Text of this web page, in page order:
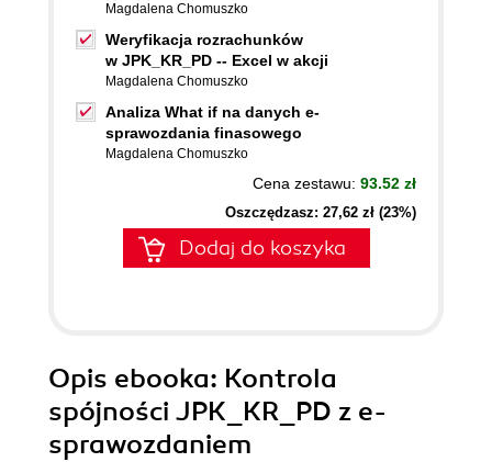
Magdalena Chomuszko
Weryfikacja rozrachunków
w JPK_KR_PD -- Excel w akcji
Magdalena Chomuszko
Analiza What if na danych e-
sprawozdania finasowego
Magdalena Chomuszko
Cena zestawu: 93.52 zł
Oszczędzasz: 27,62 zł (23%)
Dodaj do koszyka
Opis ebooka: Kontrola
spójności JPK_KR_PD z e-
sprawozdaniem